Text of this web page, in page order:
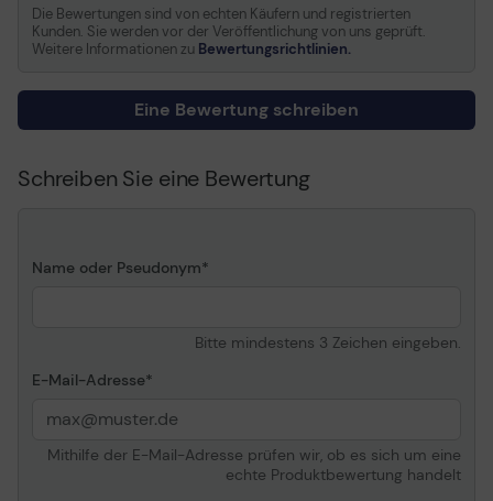
Reaktionszeit
4 Stunden
24 Stunden pro Tag / 7
Tage pro Woche
Details
Service & Support
Erweiterte
Montag-Sonntag ¦
Technischer Support -
Montag-Sonntag ¦
Technischer Support -
Die Bewertungen sind von echten Käufern und registrierten
Kunden. Sie werden vor der Veröffentlichung von uns geprüft.
Weitere Informationen zu Bewertungsrichtlinien.
Eine Bewertung schreiben
Schreiben Sie eine Bewertung
Name oder Pseudonym
Bitte mindestens 3 Zeichen eingeben.
E-Mail-Adresse
Mithilfe der E-Mail-Adresse prüfen wir, ob es sich um eine
echte Produktbewertung handelt